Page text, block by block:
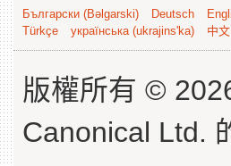
Български (Bəlgarski) Deutsch
Türkçe
українська (ukrajins'ka) 中
版權所有 ©
Canonical Ltd.